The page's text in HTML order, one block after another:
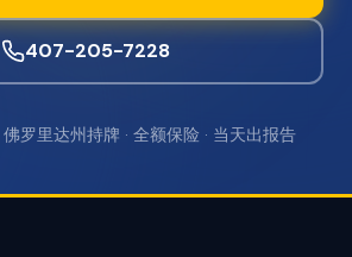
407-205-7228
罗里达州持牌 · 全额保险 · 当天出报告